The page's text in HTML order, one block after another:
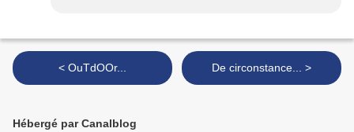
< OuTdOOr... De circonstance... >
Hébergé par Canalblog